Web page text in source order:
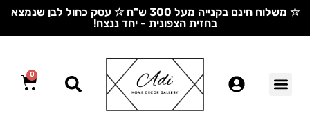
☆ משלוח חינם בקנייה מעל 300 ש"ח ☆ עסק כחול לבן שנמצא
בחזית הצפונית - יחד ננצח!
0